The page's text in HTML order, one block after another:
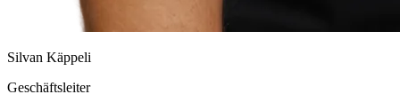
Silvan Käppeli
Geschäftsleiter